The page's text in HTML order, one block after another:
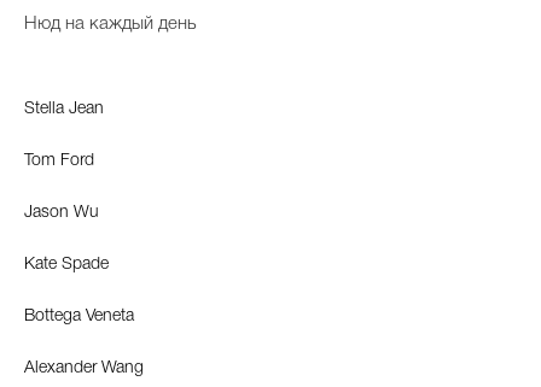
Нюд на каждый день
Stella Jean
Tom Ford
Jason Wu
Kate Spade
Bottega Veneta
Alexander Wang